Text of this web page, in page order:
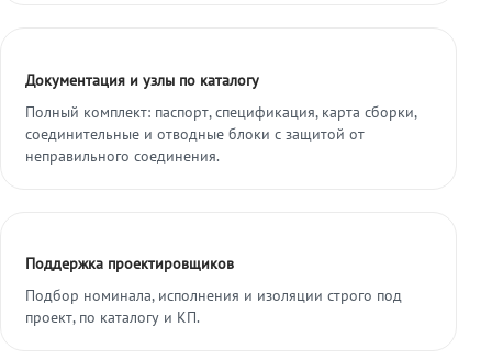
Документация и узлы по каталогу
Полный комплект: паспорт, спецификация, карта сборки,
соединительные и отводные блоки с защитой от
неправильного соединения.
Поддержка проектировщиков
Подбор номинала, исполнения и изоляции строго под
проект, по каталогу и КП.